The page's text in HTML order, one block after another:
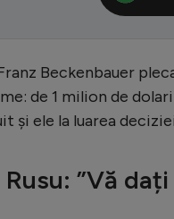
Beckenbauer
de 1 milion de
și ele la luarea
Rusu: ”Vă